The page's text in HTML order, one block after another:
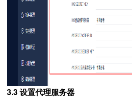
3.3 设置代理服务器